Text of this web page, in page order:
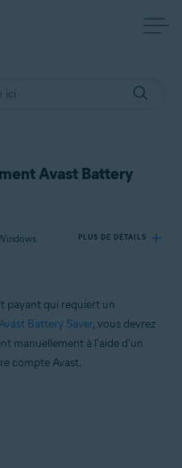
Avast Battery
PLUS DE DÉTAILS
(32/64 bits)
Intégrale - Service Pack 1
payant qui requiert un
Battery Saver, vous devrez
manuellement à l'aide d'un
compte Avast.